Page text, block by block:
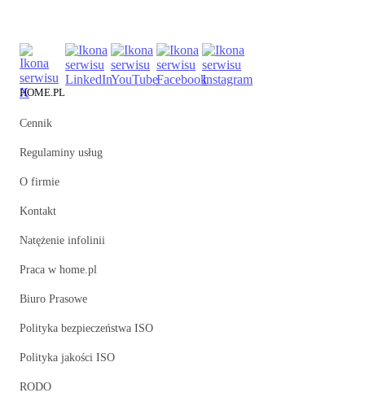
HOME.PL
Cennik
Regulaminy usług
O firmie
Kontakt
Natężenie infolinii
Praca w home.pl
Biuro Prasowe
Polityka bezpieczeństwa ISO
Polityka jakości ISO
RODO